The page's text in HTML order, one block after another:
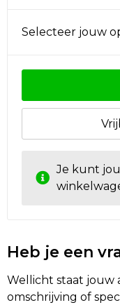
Golftassen
Goodiebags
Selecteer jouw
Je kunt
Heb je een
Wellicht staat jouw
omschrijving of